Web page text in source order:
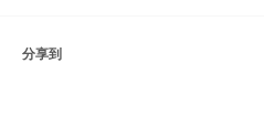
分享到